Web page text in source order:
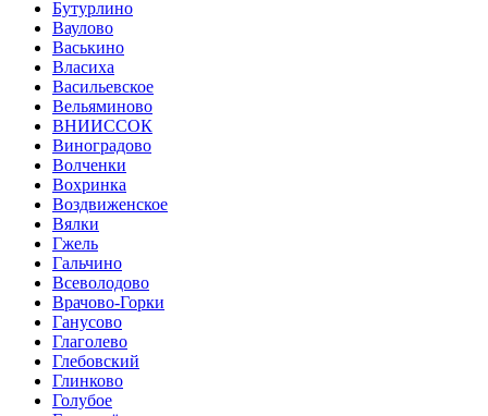
Бутурлино
Ваулово
Васькино
Власиха
Васильевское
Вельяминово
ВНИИССОК
Виноградово
Волченки
Вохринка
Воздвиженское
Вялки
Гжель
Гальчино
Всеволодово
Врачово-Горки
Ганусово
Глаголево
Глебовский
Глинково
Голубое